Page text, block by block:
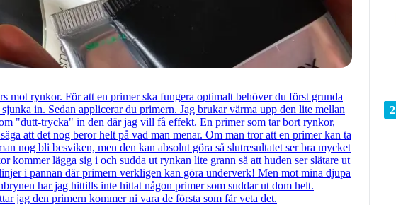
mot rynkor. För att en primer ska fungera optimalt behöver du först grunda
in. Sedan applicerar du primern. Jag brukar värma upp den lite mellan
"dutt-trycka" in den där jag vill få effekt. En primer som tar bort rynkor,
att det nog beror helt på vad man menar. Om man tror att en primer kan ta
nog bli besviken, men den kan absolut göra så slutresultatet ser bra mycket
kommer lägga sig i och sudda ut rynkan lite grann så att huden ser slätare ut
i pannan där primern verkligen kan göra underverk! Men mot mina djupa
har jag hittills inte hittat någon primer som suddar ut dom helt.
jag den primern kommer ni vara de första som får veta det.
2